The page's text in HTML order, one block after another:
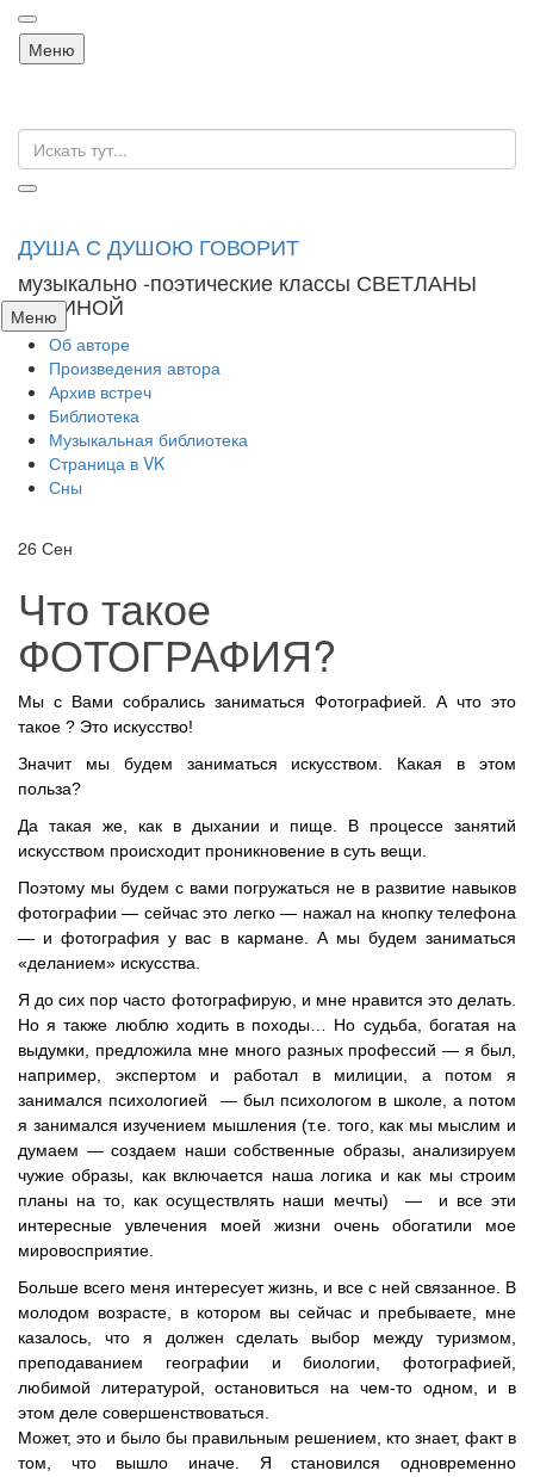
Меню Перейти
к
Искать:
ДУША С ДУШОЮ ГОВОРИТ
музыкально -поэтические классы СВЕТЛАНЫ
ЛАРИНОЙ
Меню Перейти
к
содержанию
Об авторе
Произведения автора
Архив встреч
Библиотека
Музыкальная библиотека
Страница в VK
Сны
26 Сен
Что такое
ФОТОГРАФИЯ?
Мы с Вами собрались заниматься Фотографией. А что это
такое ? Это искусство!
Значит мы будем заниматься искусством. Какая в этом
польза?
Да такая же, как в дыхании и пище. В процессе занятий
искусством происходит проникновение в суть вещи.
Поэтому мы будем с вами погружаться не в развитие навыков
фотографии — сейчас это легко — нажал на кнопку телефона
— и фотография у вас в кармане. А мы будем заниматься
«деланием» искусства.
Я до сих пор часто фотографирую, и мне нравится это делать.
Но я также люблю ходить в походы… Но судьба, богатая на
выдумки, предложила мне много разных профессий — я был,
например, экспертом и работал в милиции, а потом я
занимался психологией — был психологом в школе, а потом
я занимался изучением мышления (т.е. того, как мы мыслим и
думаем — создаем наши собственные образы, анализируем
чужие образы, как включается наша логика и как мы строим
планы на то, как осуществлять наши мечты) — и все эти
интересные увлечения моей жизни очень обогатили мое
мировосприятие.
Больше всего меня интересует жизнь, и все с ней связанное. В
молодом возрасте, в котором вы сейчас и пребываете, мне
казалось, что я должен сделать выбор между туризмом,
преподаванием географии и биологии, фотографией,
любимой литературой, остановиться на чем-то одном, и в
этом деле совершенствоваться.
Может, это и было бы правильным решением, кто знает, факт в
том, что вышло иначе. Я становился одновременно